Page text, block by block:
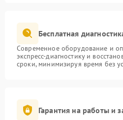
Бесплатная
Современное оборудование и
экспресс-диагностику и
сроки, минимизируя время без
Гарантия на работы и